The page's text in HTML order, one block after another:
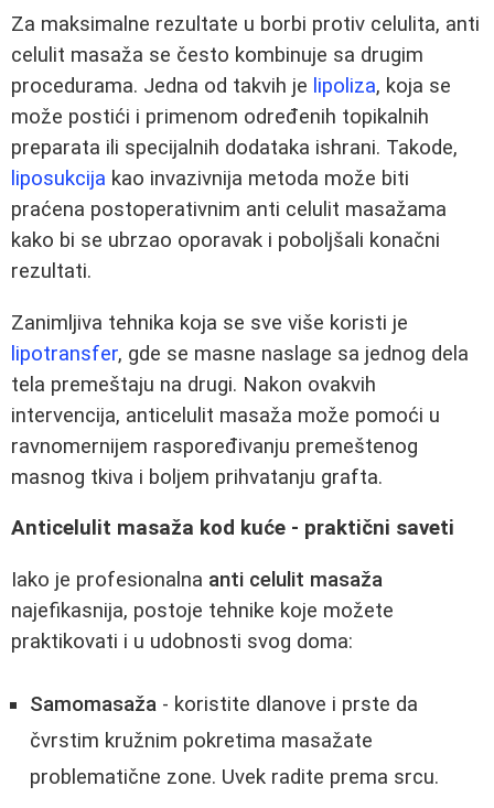
Za maksimalne rezultate u borbi protiv celulita, anti
celulit masaža se često kombinuje sa drugim
procedurama. Jedna od takvih je lipoliza, koja se
može postići i primenom određenih topikalnih
preparata ili specijalnih dodataka ishrani. Takode,
liposukcija kao invazivnija metoda može biti
praćena postoperativnim anti celulit masažama
kako bi se ubrzao oporavak i poboljšali konačni
rezultati.
Zanimljiva tehnika koja se sve više koristi je
lipotransfer, gde se masne naslage sa jednog dela
tela premeštaju na drugi. Nakon ovakvih
intervencija, anticelulit masaža može pomoći u
ravnomernijem raspoređivanju premeštenog
masnog tkiva i boljem prihvatanju grafta.
Anticelulit masaža kod kuće - praktični saveti
Iako je profesionalna anti celulit masaža
najefikasnija, postoje tehnike koje možete
praktikovati i u udobnosti svog doma:
Samomasaža - koristite dlanove i prste da
čvrstim kružnim pokretima masažate
problematične zone. Uvek radite prema srcu.